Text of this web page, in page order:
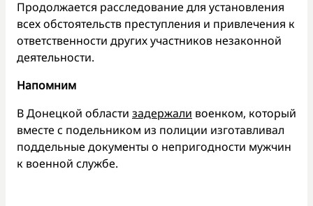
Продолжается расследование для установления
всех обстоятельств преступления и привлечения к
ответственности других участников незаконной
деятельности.
Напомним
В Донецкой области задержали военком, который
вместе с подельником из полиции изготавливал
поддельные документы о непригодности мужчин
к военной службе.